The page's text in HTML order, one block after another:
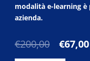
modalità e-learning è
azienda.
€200,00
Il
€67,00